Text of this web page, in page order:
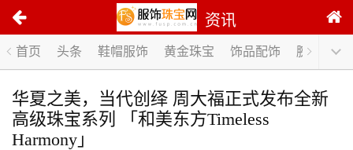
资讯
首页 头条 鞋帽服饰 黄金珠宝 饰品配饰 腕表手表
华夏之美，当代创绎 周大福正式发布全新
高级珠宝系列 「和美东方Timeless
Harmony」